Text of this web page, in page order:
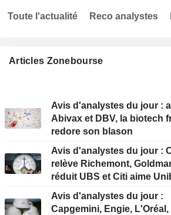
Articles Zonebourse
Avis d'analystes du jour :
Abivax et DBV, la biotech
redore son blason
Avis d'analystes du jour :
relève Richemont,
réduit UBS et Citi aime
Avis d'analystes du jour :
Capgemini, Engie, L'Oréal,
Toute l'actualité Reco analystes